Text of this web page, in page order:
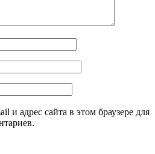
и адрес сайта в этом браузере для